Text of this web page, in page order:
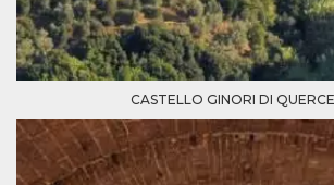
CASTELLO GINORI DI
CookieScriptConsent
CookieScript
oooh.events
4